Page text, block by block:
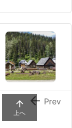
 Prev

上へ